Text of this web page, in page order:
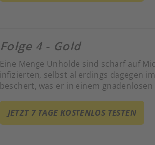
Folge 4 - Gold
Eine Menge Unholde sind scharf auf
infizierten, selbst allerdings dagegen
beschert, was er in einem
JETZT 7 TAGE KOSTENLOS TESTEN